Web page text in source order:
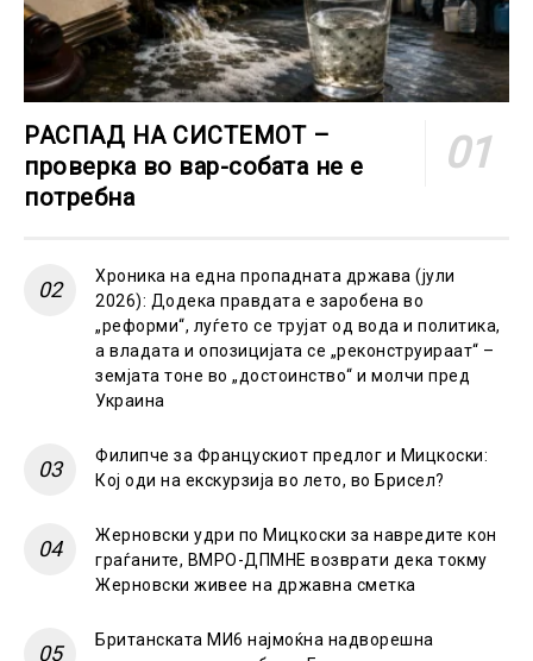
РАСПАД НА СИСТЕМОТ –
проверка во вар-собата не е
потребна
Хроника на една пропадната држава (јули
2026): Додека правдата е заробена во
„реформи“, луѓето се трујат од вода и политика,
а владата и опозицијата се „реконструираат“ –
земјата тоне во „достоинство“ и молчи пред
Украина
Филипче за Францускиот предлог и Мицкоски:
Кој оди на екскурзија во лето, во Брисел?
Жерновски удри по Мицкоски за навредите кон
граѓаните, ВМРО-ДПМНЕ возврати дека токму
Жерновски живее на државна сметка
Британската МИ6 најмоќна надворешна